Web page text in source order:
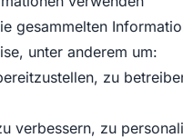
gesammelten
unter anderem um:
zu
verbessern, zu